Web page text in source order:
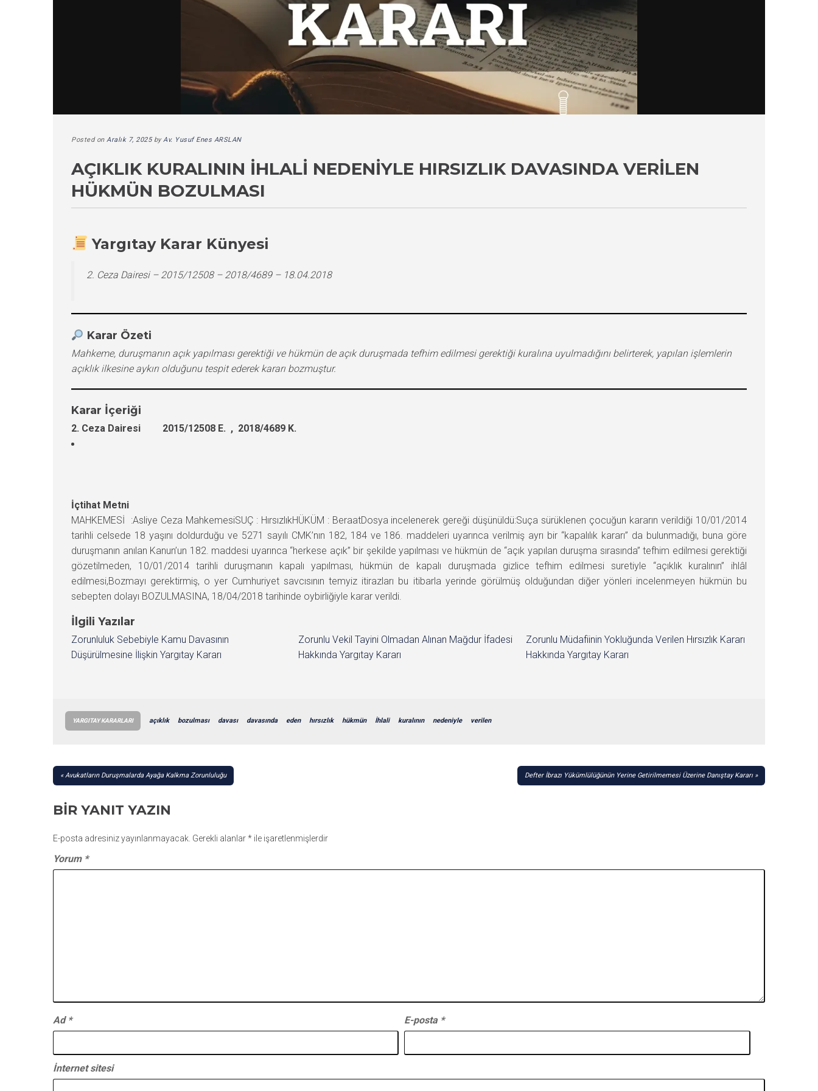
Posted on Aralık 7, 2025byAv. Yusuf Enes ARSLAN
AÇIKLIK KURALININ İHLALI NEDENIYLE HIRSIZLIK DAVASINDA VERILEN
HÜKMÜN BOZULMASI
Yargıtay Karar Künyesi
2. Ceza Dairesi – 2015/12508 – 2018/4689 – 18.04.2018
Karar Özeti
Mahkeme, duruşmanın açık yapılması gerektiği ve hükmün de açık duruşmada tefhim edilmesi gerektiği kuralına uyulmadığını belirterek, yapılan işlemlerin
açıklık ilkesine aykırı olduğunu tespit ederek kararı bozmuştur.
Karar İçeriği
2. Ceza Dairesi 2015/12508 E. , 2018/4689 K.
İçtihat Metni
MAHKEMESİ :Asliye Ceza MahkemesiSUÇ : HırsızlıkHÜKÜM : BeraatDosya incelenerek gereği düşünüldü:Suça sürüklenen çocuğun kararın verildiği 10/01/2014
tarihli celsede 18 yaşını doldurduğu ve 5271 sayılı CMK’nın 182, 184 ve 186. maddeleri uyarınca verilmiş ayrı bir “kapalılık kararı” da bulunmadığı, buna göre
duruşmanın anılan Kanun’un 182. maddesi uyarınca “herkese açık” bir şekilde yapılması ve hükmün de “açık yapılan duruşma sırasında” tefhim edilmesi gerektiği
gözetilmeden, 10/01/2014 tarihli duruşmanın kapalı yapılması, hükmün de kapalı duruşmada gizlice tefhim edilmesi suretiyle “açıklık kuralının” ihlâl
edilmesi,Bozmayı gerektirmiş, o yer Cumhuriyet savcısının temyiz itirazları bu itibarla yerinde görülmüş olduğundan diğer yönleri incelenmeyen hükmün bu
sebepten dolayı BOZULMASINA, 18/04/2018 tarihinde oybirliğiyle karar verildi.
İlgili Yazılar
Zorunluluk Sebebiyle Kamu Davasının
Düşürülmesine İlişkin Yargıtay Kararı
Zorunlu Vekil Tayini Olmadan Alınan Mağdur İfadesi
Hakkında Yargıtay Kararı
Zorunlu Müdafiinin Yokluğunda Verilen Hırsızlık Kararı
Hakkında Yargıtay Kararı
YARGITAY KARARLARI açıklık bozulması davası davasında eden hırsızlık hükmün İhlali kuralının nedeniyle verilen
YAZI
Avukatların Duruşmalarda Ayağa Kalkma Zorunluluğu Defter İbrazı Yükümlülüğünün Yerine Getirilmemesi Üzerine Danıştay Kararı
BIR YANIT YAZIN
E-posta adresiniz yayınlanmayacak. Gerekli alanlar* ile işaretlenmişlerdir
Yorum *
Ad * E-posta *
İnternet sitesi